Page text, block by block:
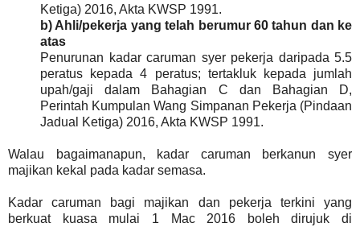
Ketiga) 2016, Akta KWSP 1991.
b) Ahli/pekerja yang telah berumur 60 tahun dan ke
atas
Penurunan kadar caruman syer pekerja daripada 5.5
peratus kepada 4 peratus; tertakluk kepada jumlah
upah/gaji dalam Bahagian C dan Bahagian D,
Perintah Kumpulan Wang Simpanan Pekerja (Pindaan
Jadual Ketiga) 2016, Akta KWSP 1991.
Walau bagaimanapun, kadar caruman berkanun syer
majikan kekal pada kadar semasa.
Kadar caruman bagi majikan dan pekerja terkini yang
berkuat kuasa mulai 1 Mac 2016 boleh dirujuk di